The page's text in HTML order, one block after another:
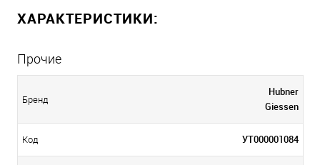
ХАРАКТЕРИСТИКИ:
Прочие
Бренд
Hubner
Giessen
Код УТ000001084